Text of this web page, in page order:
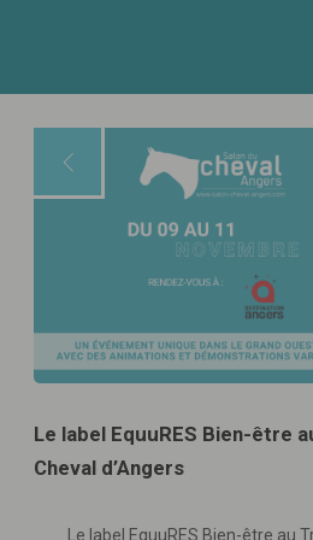
Le label EquuRES Bien-être
Cheval d’Angers
Le label EquuRES Bien-être au